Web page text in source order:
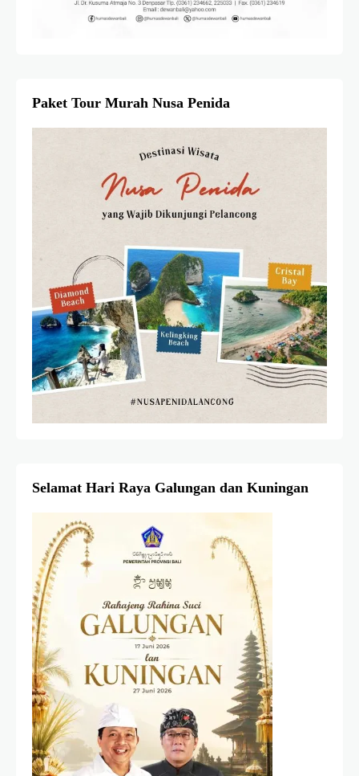
Paket Tour Murah Nusa Penida
Selamat Hari Raya Galungan dan Kuningan